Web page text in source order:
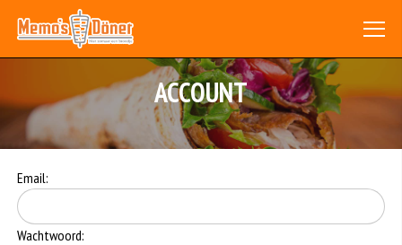
ACCOUNT
Email:
Wachtwoord: